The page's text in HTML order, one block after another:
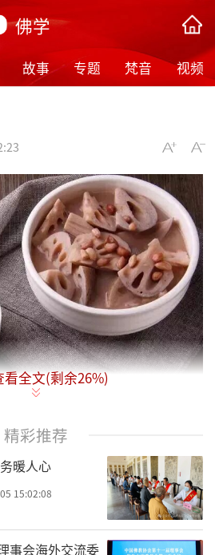
佛学
故事 专题 梵音 视频
酱，盐
里浸泡片刻，去除多余的
看全文(剩余26%)
精彩推荐
暖人心
15:02:08
事会海外交流委